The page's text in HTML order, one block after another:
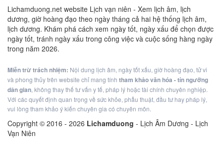
Lichamduong.net website Lịch vạn niên - Xem lịch âm, lịch
dương, giờ hoàng đạo theo ngày tháng cả hai hệ thống lịch âm,
lịch dương. Khám phá cách xem ngày tốt, ngày xấu để chọn được
ngày tốt, tránh ngày xấu trong công việc và cuộc sống hàng ngày
trong năm 2026.
Miễn trừ trách nhiệm: Nội dung lịch âm, ngày tốt xấu, giờ hoàng đạo, tử vi
và phong thủy trên website chỉ mang tính tham khảo văn hóa - tín ngưỡng
dân gian, không thay thế tư vấn y tế, pháp lý hoặc tài chính chuyên nghiệp.
Với các quyết định quan trọng về sức khỏe, phẫu thuật, đầu tư hay pháp lý,
vui lòng tham khảo ý kiến chuyên gia có chuyên môn.
Copyright © 2016 - 2026 Lichamduong - Lịch Âm Dương - Lịch
Vạn Niên